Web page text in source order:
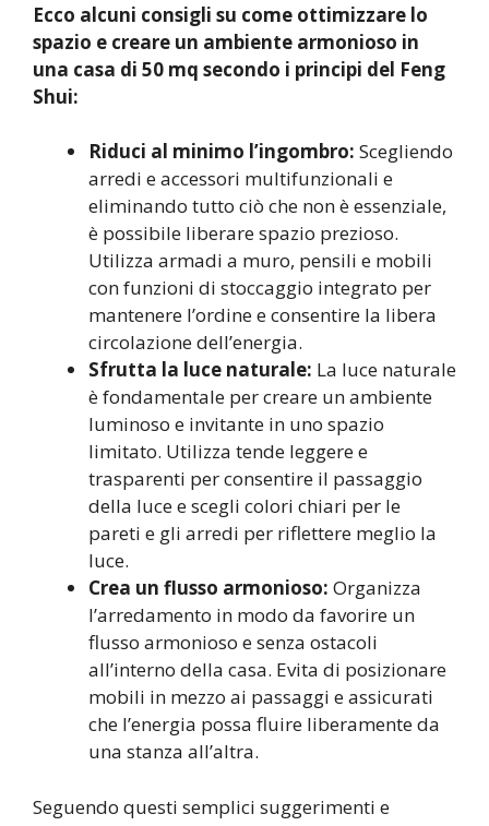
Ecco alcuni consigli su come ottimizzare lo
spazio e creare un ambiente armonioso in
una casa di 50 mq secondo i principi del Feng
Shui:
Riduci al minimo l’ingombro: Scegliendo
arredi e accessori multifunzionali e
eliminando tutto ciò che non è essenziale,
è possibile liberare spazio prezioso.
Utilizza armadi a muro, pensili e mobili
con funzioni di stoccaggio integrato per
mantenere l’ordine e consentire la libera
circolazione dell’energia.
Sfrutta la luce naturale: La luce naturale
è fondamentale per creare un ambiente
luminoso e invitante in uno spazio
limitato. Utilizza tende leggere e
trasparenti per consentire il passaggio
della luce e scegli colori chiari per le
pareti e gli arredi per riflettere meglio la
luce.
Crea un flusso armonioso: Organizza
l’arredamento in modo da favorire un
flusso armonioso e senza ostacoli
all’interno della casa. Evita di posizionare
mobili in mezzo ai passaggi e assicurati
che l’energia possa fluire liberamente da
una stanza all’altra.
Seguendo questi semplici suggerimenti e